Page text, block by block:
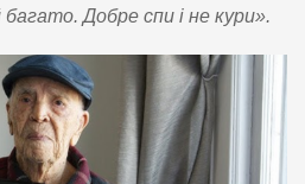
Добре спи і не кури».